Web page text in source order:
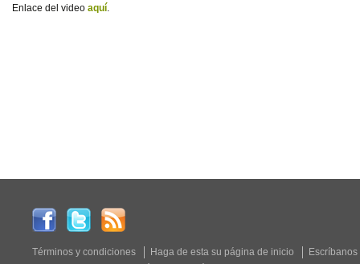
Enlace del video aquí.
Términos y condiciones Haga de esta su página de inicio
Escríbanos